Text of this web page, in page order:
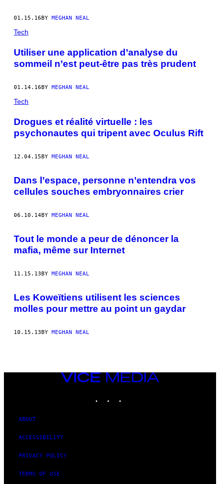
01.15.16BY MEGHAN NEAL
Tech
Utiliser une application d’analyse du
sommeil n’est peut-être pas très prudent
01.14.16BY MEGHAN NEAL
Tech
Drogues et réalité virtuelle : les
psychonautes qui tripent avec Oculus Rift
12.04.15BY MEGHAN NEAL
Dans l’espace, personne n’entendra vos
cellules souches embryonnaires crier
06.10.14BY MEGHAN NEAL
Tout le monde a peur de dénoncer la
mafia, même sur Internet
11.15.13BY MEGHAN NEAL
Les Koweïtiens utilisent les sciences
molles pour mettre au point un gaydar
10.15.13BY MEGHAN NEAL
VICE
MEDIA
ABOUT
ACCESSIBILITY
PRIVACY POLICY
TERMS OF USE